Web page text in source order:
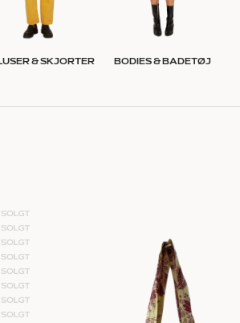
& SKJORTER BODIES & BADETØJ